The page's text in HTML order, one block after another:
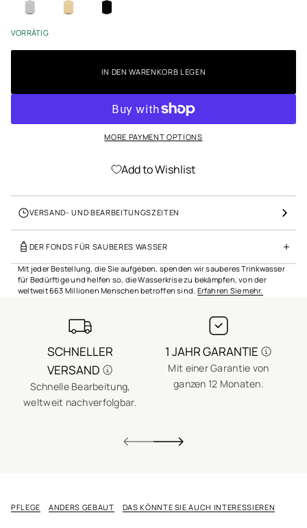
ar
z
VORRÄTIG
IN DEN WARENKORB LEGEN
MORE PAYMENT OPTIONS
Add to Wishlist
VERSAND- UND BEARBEITUNGSZEITEN
DER FONDS FÜR SAUBERES WASSER
Mit jeder Bestellung, die Sie aufgeben, spenden wir sauberes Trinkwasser
für Bedürftige und helfen so, die Wasserkrise zu bekämpfen, von der
weltweit 663 Millionen Menschen betroffen sind. Erfahren Sie mehr.
SCHNELLER
VERSAND
Schnelle Bearbeitung,
weltweit nachverfolgbar.
1 JAHR GARANTIE
Mit einer Garantie von
ganzen 12 Monaten.
PFLEGE ANDERS GEBAUT DAS KÖNNTE SIE AUCH INTERESSIEREN